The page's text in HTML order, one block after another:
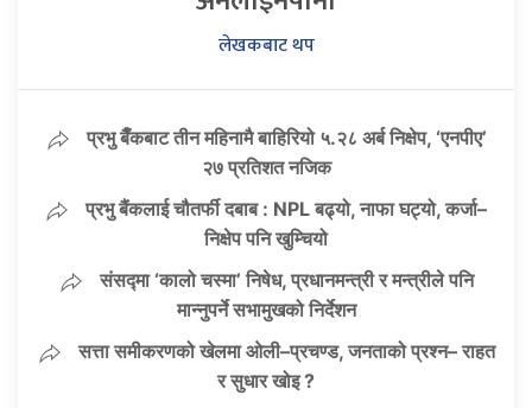
लेखकबाट थप
प्रभु बैँकबाट तीन महिनामै बाहिरियो ५.२८ अर्ब निक्षेप, ‘एनपीए’
२७ प्रतिशत नजिक
प्रभु बैंकलाई चौतर्फी दबाब : NPL बढ्यो, नाफा घट्यो, कर्जा–
निक्षेप पनि खुम्चियो
संसद्मा ‘कालो चस्मा’ निषेध, प्रधानमन्त्री र मन्त्रीले पनि
मान्नुपर्ने सभामुखको निर्देशन
सत्ता समीकरणको खेलमा ओली–प्रचण्ड, जनताको प्रश्न– राहत
र सुधार खोइ ?